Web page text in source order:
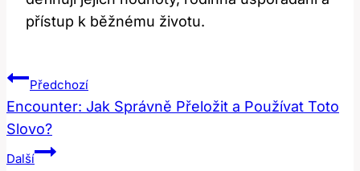
přístup k běžnému životu.
Navigace
Pro
Příspěvek
Předchozí
Encounter: Jak Správně Přeložit a Používat Toto
Slovo?
Další